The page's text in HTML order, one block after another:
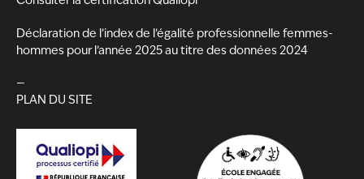
Déclaration de l’index de l’égalité professionnelle femmes-
hommes pour l’année 2025 au titre des données 2024
—
PLAN DU SITE